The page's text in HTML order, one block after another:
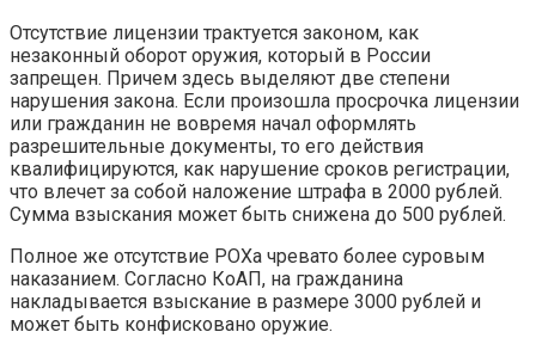
Отсутствие лицензии трактуется законом, как
незаконный оборот оружия, который в России
запрещен. Причем здесь выделяют две степени
нарушения закона. Если произошла просрочка лицензии
или гражданин не вовремя начал оформлять
разрешительные документы, то его действия
квалифицируются, как нарушение сроков регистрации,
что влечет за собой наложение штрафа в 2000 рублей.
Сумма взыскания может быть снижена до 500 рублей.
Полное же отсутствие РОХа чревато более суровым
наказанием. Согласно КоАП, на гражданина
накладывается взыскание в размере 3000 рублей и
может быть конфисковано оружие.